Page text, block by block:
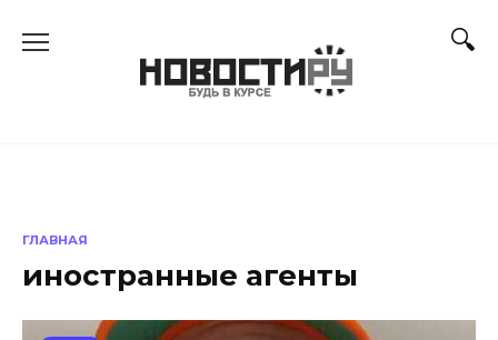
ГЛАВНАЯ
иностранные агенты